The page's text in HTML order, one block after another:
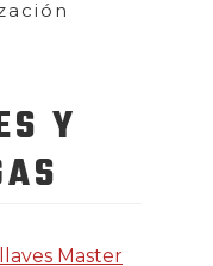
Y
Master